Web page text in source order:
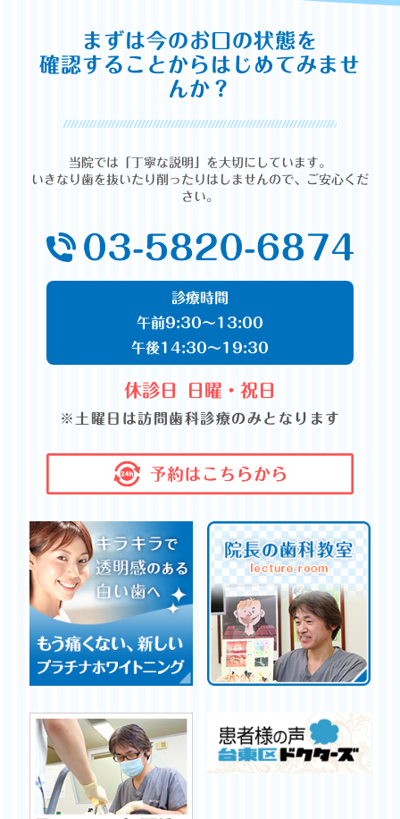
まずは今のお口の状態を
確認することからはじめてみませ
んか？
当院では「丁寧な説明」を大切にしています。
いきなり歯を抜いたり削ったりはしませんので、ご安心くだ
さい。
診療時間
午前9:30～13:00
午後14:30～19:30
休診日 日曜・祝日
※土曜日は訪問歯科診療のみとなります